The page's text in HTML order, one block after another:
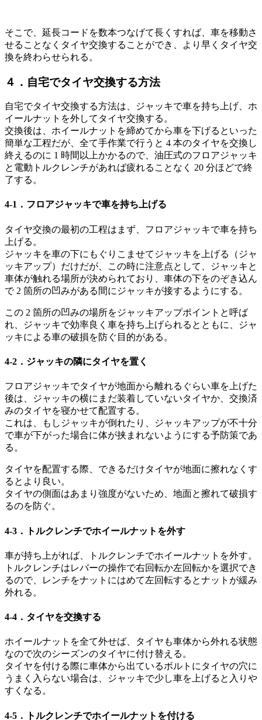
そこで、延長コードを数本つなげて長くすれば、車を移動さ
せることなくタイヤ交換することができ、より早くタイヤ交
換を終わらせられる。
４．自宅でタイヤ交換する方法
自宅でタイヤ交換する方法は、ジャッキで車を持ち上げ、ホ
イールナットを外してタイヤ交換する。
交換後は、ホイールナットを締めてから車を下げるといった
簡単な工程だが、全て手作業で行うと 4 本のタイヤを交換し
終えるのに 1 時間以上かかるので、油圧式のフロアジャッキ
と電動トルクレンチがあれば疲れることなく 20 分ほどで終
了する。
4-1．フロアジャッキで車を持ち上げる
タイヤ交換の最初の工程はまず、フロアジャッキで車を持ち
上げる。
ジャッキを車の下にもぐりこませてジャッキを上げる（ジャ
ッキアップ）だけだが、この時に注意点として、ジャッキと
車体が触れる場所が決められており、車体の下をのぞき込ん
で 2 箇所の凹みがある間にジャッキが接するようにする。
この 2 箇所の凹みの場所をジャッキアップポイントと呼ば
れ、ジャッキで効率良く車を持ち上げられるとともに、ジャ
ッキによる車の破損を防ぐ目的がある。
4-2．ジャッキの隣にタイヤを置く
フロアジャッキでタイヤが地面から離れるぐらい車を上げた
後は、ジャッキの横にまだ装着していないタイヤか、交換済
みのタイヤを寝かせて配置する。
これは、もしジャッキが倒れたり、ジャッキアップが不十分
で車が下がった場合に体が挟まれないようにする予防策であ
る。
タイヤを配置する際、できるだけタイヤが地面に擦れなくす
るとより良い。
タイヤの側面はあまり強度がないため、地面と擦れて破損す
るのを防ぐ。
4-3．トルクレンチでホイールナットを外す
車が持ち上がれば、トルクレンチでホイールナットを外す。
トルクレンチはレバーの操作で右回転か左回転かを選択でき
るので、レンチをナットにはめて左回転するとナットが緩み
外れる。
4-4．タイヤを交換する
ホイールナットを全て外せば、タイヤも車体から外れる状態
なので次のシーズンのタイヤに付け替える。
タイヤを付ける際に車体から出ているボルトにタイヤの穴に
うまく入らない場合は、ジャッキで少し車を上げると入りや
すくなる。
4-5．トルクレンチでホイールナットを付ける